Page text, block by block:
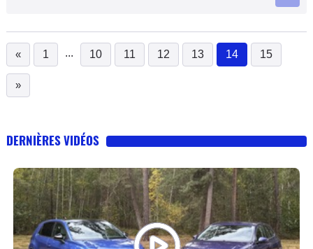
« 1 ... 10 11 12 13 14
(current)
15
»
DERNIÈRES VIDÉOS